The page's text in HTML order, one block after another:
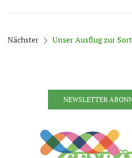
Nächster Unser Ausflug zur
NEWSLETTER